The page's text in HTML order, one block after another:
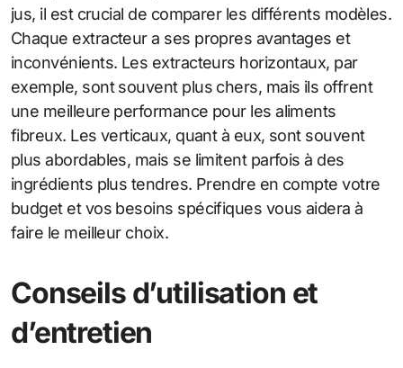
jus, il est crucial de comparer les différents modèles.
Chaque extracteur a ses propres avantages et
inconvénients. Les extracteurs horizontaux, par
exemple, sont souvent plus chers, mais ils offrent
une meilleure performance pour les aliments
fibreux. Les verticaux, quant à eux, sont souvent
plus abordables, mais se limitent parfois à des
ingrédients plus tendres. Prendre en compte votre
budget et vos besoins spécifiques vous aidera à
faire le meilleur choix.
Conseils d’utilisation et
d’entretien